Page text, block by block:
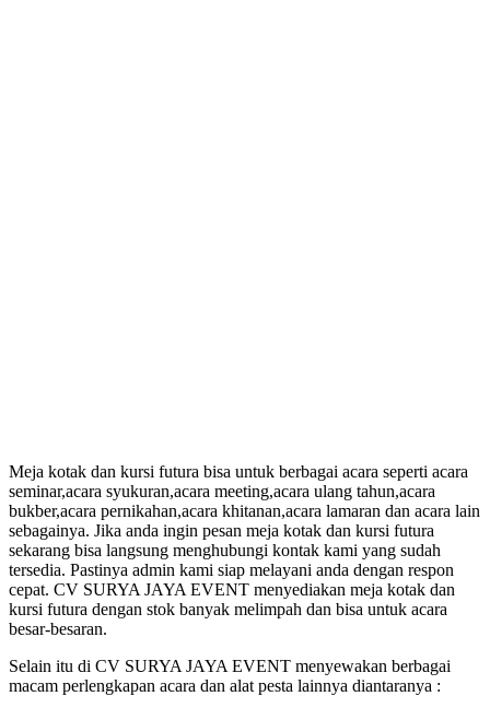
Meja kotak dan kursi futura bisa untuk berbagai acara seperti acara
seminar,acara syukuran,acara meeting,acara ulang tahun,acara
bukber,acara pernikahan,acara khitanan,acara lamaran dan acara lain
sebagainya. Jika anda ingin pesan meja kotak dan kursi futura
sekarang bisa langsung menghubungi kontak kami yang sudah
tersedia. Pastinya admin kami siap melayani anda dengan respon
cepat. CV SURYA JAYA EVENT menyediakan meja kotak dan
kursi futura dengan stok banyak melimpah dan bisa untuk acara
besar-besaran.
Selain itu di CV SURYA JAYA EVENT menyewakan berbagai
macam perlengkapan acara dan alat pesta lainnya diantaranya :